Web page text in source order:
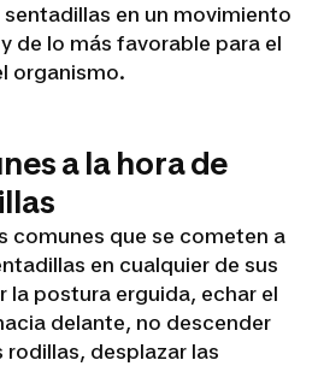
en un movimiento
de lo más favorable para el
organismo.
a la hora de
comunes que se cometen a
en cualquier de sus
la postura erguida, echar el
delante, no descender
rodillas, desplazar las